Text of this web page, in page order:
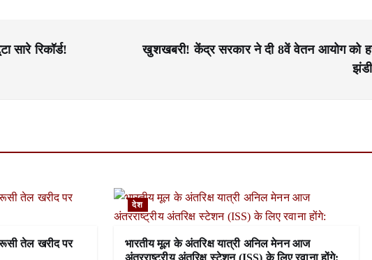
सारे रिकॉर्ड!
खुशखबरी! केंद्र सरकार ने दी 8वें वेतन आयोग को
रूसी तेल खरीद पर
देश
भारतीय मूल के अंतरिक्ष यात्री अनिल मेनन आज
अंतरराष्ट्रीय अंतरिक्ष स्टेशन (ISS) के लिए रवाना होंगे: